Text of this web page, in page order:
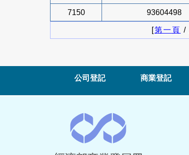
7150 93604498
[第一頁 /
公司登記 商業登記